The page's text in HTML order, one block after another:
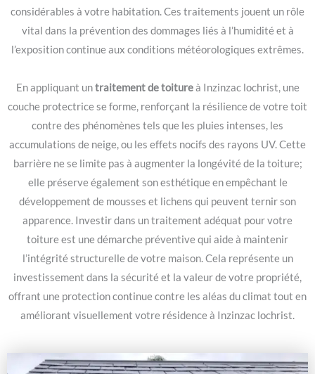
considérables à votre habitation. Ces traitements jouent un rôle
vital dans la prévention des dommages liés à l’humidité et à
l’exposition continue aux conditions météorologiques extrêmes.
En appliquant untraitement de toitureà Inzinzac lochrist, une
couche protectrice se forme, renforçant la résilience de votre toit
contre des phénomènes tels que les pluies intenses, les
accumulations de neige, ou les effets nocifs des rayons UV. Cette
barrière ne se limite pas à augmenter la longévité de la toiture;
elle préserve également son esthétique en empêchant le
développement de mousses et lichens qui peuvent ternir son
apparence. Investir dans un traitement adéquat pour votre
toiture est une démarche préventive qui aide à maintenir
l’intégrité structurelle de votre maison. Cela représente un
investissement dans la sécurité et la valeur de votre propriété,
offrant une protection continue contre les aléas du climat tout en
améliorant visuellement votre résidence à Inzinzac lochrist.